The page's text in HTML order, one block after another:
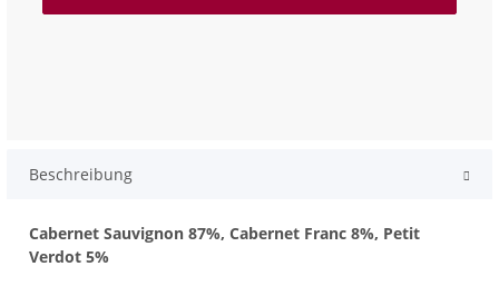
Beschreibung
Cabernet Sauvignon 87%, Cabernet Franc 8%, Petit
Verdot 5%